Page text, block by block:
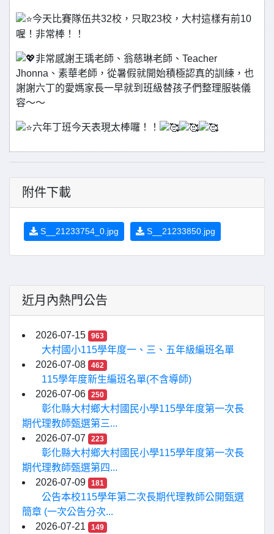
今天比賽隊伍共32校，只取23校，大村這樣有前10
喔！非常棒！！
非常感謝王瑀老師、翁慈琳老師、Teacher
Jhonna、素華老師，從暑假就開始積極認真的訓練，也
謝謝六丁的愛媽家長一早就到班級替孩子們整理服裝儀
容～～
六年丁班今天表現太棒囉！！
附件下載
S__21233754_0.jpg S__21233850.jpg
近月內熱門公告
2026-07-15 963
大村國小115學年度一、三、五年級編班名單
2026-07-08
462
115學年度新生編班名單(不含導師)
2026-07-06
250
彰化縣大村鄉大村國民小學115學年度第一次長
期代理教師甄選第三...
2026-07-07
223
彰化縣大村鄉大村國民小學115學年度第一次長
期代理教師甄選第四...
2026-07-09
181
公告本校115學年第二次長期代理教師公開甄選
簡章 (一次公告分次...
2026-07-21
149